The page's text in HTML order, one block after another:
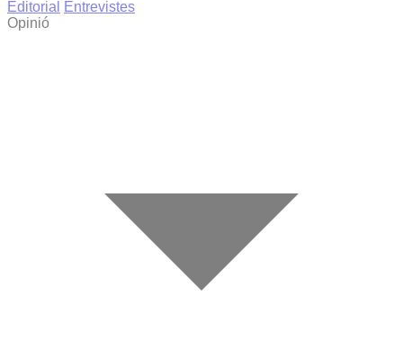
Editorial
Entrevistes
Opinió